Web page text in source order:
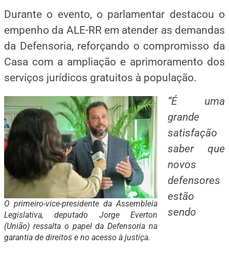
Durante o evento, o parlamentar destacou o
empenho da ALE-RR em atender as demandas
da Defensoria, reforçando o compromisso da
Casa com a ampliação e aprimoramento dos
serviços jurídicos gratuitos à população.
O primeiro-vice-presidente da Assembleia
Legislativa, deputado Jorge Everton
(União) ressalta o papel da Defensoria na
garantia de direitos e no acesso à justiça.
“É uma
grande
satisfação
saber que
novos
defensores
estão
sendo